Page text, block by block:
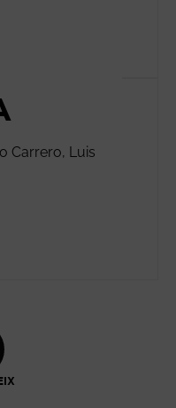
Carrero, Luis